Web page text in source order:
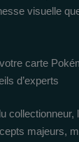
visuelle
carte
d’experts
collectionneur,
majeurs,